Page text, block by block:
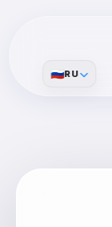
🇷🇺RU